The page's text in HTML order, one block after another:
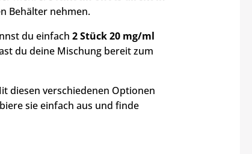
Behälter nehmen.
du einfach 2 Stück 20 mg/ml
du deine Mischung bereit zum
diesen verschiedenen Optionen
sie einfach aus und finde